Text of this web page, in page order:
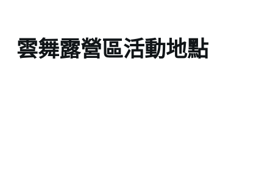
雲舞露營區活動地點